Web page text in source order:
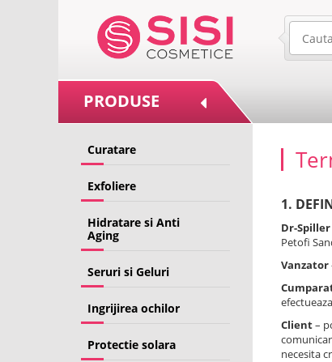
PRODUSE
Curatare
Exfoliere
Hidratare si Anti
Aging
Seruri si Geluri
Ingrijirea ochilor
Protectie solara
1.
Dr-Spiller
Petofi
Vanzator
Client–
necesita